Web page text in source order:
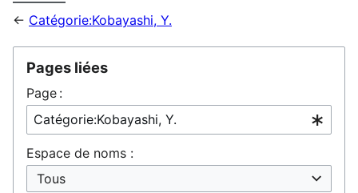
← Catégorie:Kobayashi, Y.
Pages liées
Page :
Espace de noms :
Tous